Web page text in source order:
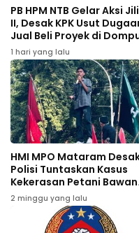
PB HPM NTB Gelar Aksi
II, Desak KPK Usut
Jual Beli Proyek di
1 hari yang lalu
HMI MPO Mataram
Polisi Tuntaskan Kasus
Kekerasan Petani
Bima
2 minggu yang lalu